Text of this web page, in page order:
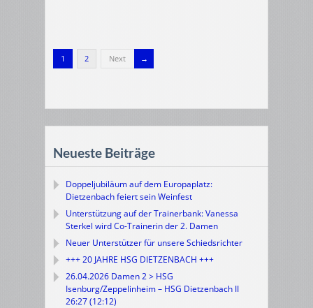
1 2 Next
Neueste Beiträge
Doppeljubiläum auf dem Europaplatz:
Dietzenbach feiert sein Weinfest
Unterstützung auf der Trainerbank: Vanessa
Sterkel wird Co-Trainerin der 2. Damen
Neuer Unterstützer für unsere Schiedsrichter
+++ 20 JAHRE HSG DIETZENBACH +++
26.04.2026 Damen 2 > HSG
Isenburg/Zeppelinheim – HSG Dietzenbach II
26:27 (12:12)